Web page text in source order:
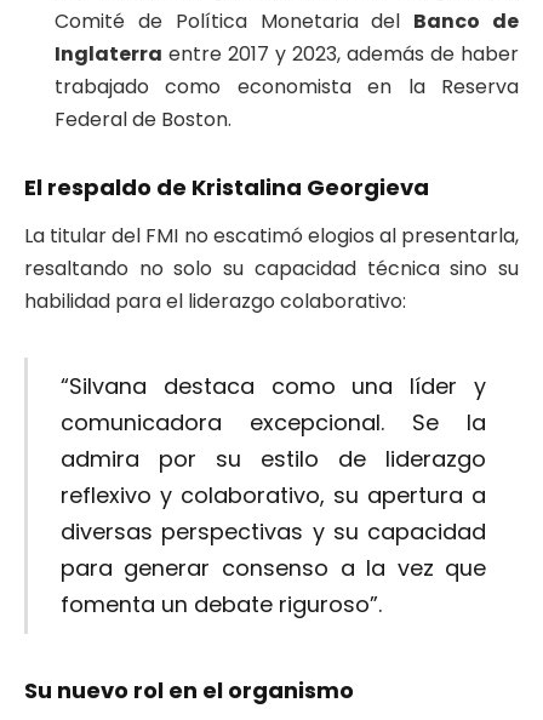
Comité de Política Monetaria del Banco de
Inglaterra entre 2017 y 2023, además de haber
trabajado como economista en la Reserva
Federal de Boston.
El respaldo de Kristalina Georgieva
La titular del FMI no escatimó elogios al presentarla,
resaltando no solo su capacidad técnica sino su
habilidad para el liderazgo colaborativo:
“Silvana destaca como una líder y
comunicadora excepcional. Se la
admira por su estilo de liderazgo
reflexivo y colaborativo, su apertura a
diversas perspectivas y su capacidad
para generar consenso a la vez que
fomenta un debate riguroso”.
Su nuevo rol en el organismo